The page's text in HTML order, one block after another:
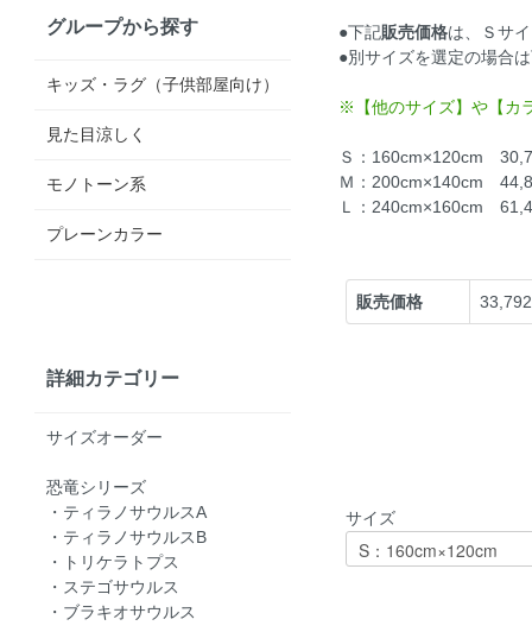
●下記販売価格は、Ｓサ
●別サイズを選定の場合
※【他のサイズ】や【カ
Ｓ：160cm×120cm
Ｍ：200cm×140cm
Ｌ：240cm×160cm
販売価格
サイズ
グループから探す
キッズ・ラグ（子供部屋向け）
見た目涼しく
モノトーン系
プレーンカラー
詳細カテゴリー
サイズオーダー
恐竜シリーズ
・ティラノサウルスA
・ティラノサウルスB
・トリケラトプス
・ステゴサウルス
・ブラキオサウルス